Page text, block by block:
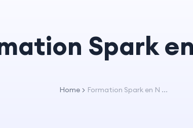
Spark
Home Formation Spark en N ...